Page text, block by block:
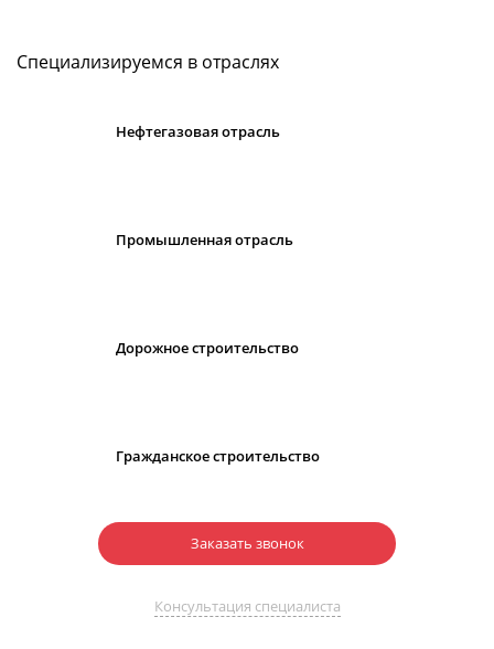
Специализируемся в отраслях
Нефтегазовая отрасль
Промышленная отрасль
Дорожное строительство
Гражданское строительство
Заказать звонок
Консультация специалиста